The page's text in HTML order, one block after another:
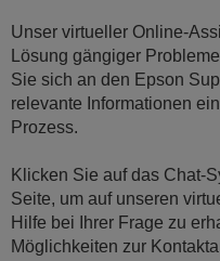
Unser virtueller Online-
Lösung gängiger
Sie sich an den Epson
relevante Informationen
Prozess.
Klicken Sie auf das Chat-
Seite, um auf unseren
Hilfe bei Ihrer Frage zu
Möglichkeiten zur